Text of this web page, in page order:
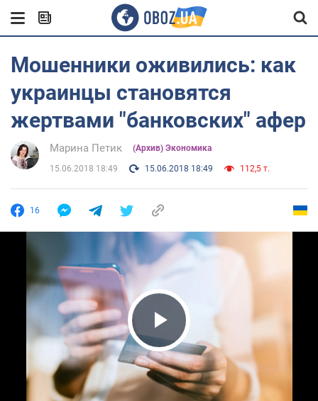
Мошенники оживились: как
украинцы становятся
жертвами "банковских" афер
Марина Петик (Архив) Экономика
15.06.2018 18:49 15.06.2018 18:49 112,5 т.
16
Play Video